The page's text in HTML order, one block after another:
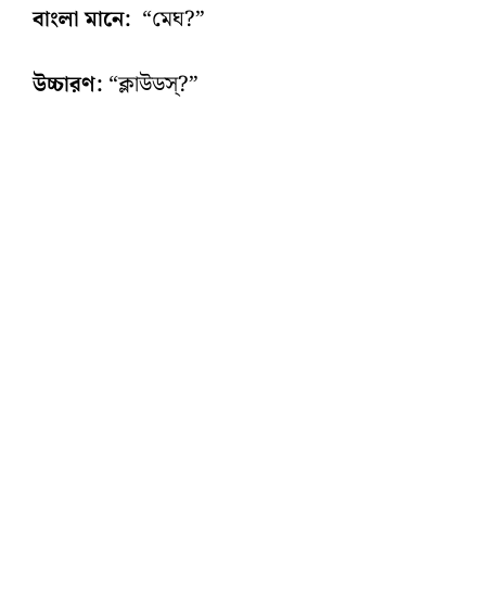
বাংলা মানে: “মেঘ?”
উচ্চারণ: “ক্লাউডস্‌?”